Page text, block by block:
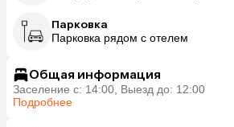
Парковка
Парковка рядом с отелем
Общая информация
Заселение с: 14:00, Выезд до: 12:00
Подробнее